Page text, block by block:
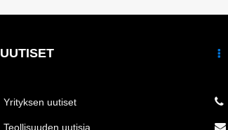
UUTISET
Yrityksen uutiset
Teollisuuden uutisia